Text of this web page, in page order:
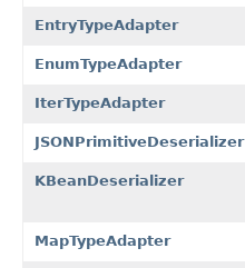
EntryTypeAdapter
EnumTypeAdapter
IterTypeAdapter
JSONPrimitiveDeserializer
KBeanDeserializer
MapTypeAdapter